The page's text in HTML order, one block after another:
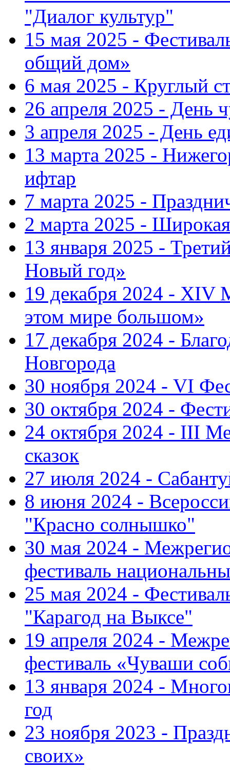
"Диалог культур"
15 мая 2025 -
общий дом»
6 мая 2025 - Круглый
26 апреля 2025 - День
3 апреля 2025 - День
13 марта 2025 -
ифтар
7 марта 2025 -
2 марта 2025 -
13 января 2025 -
Новый год»
19 декабря 2024 - XIV
этом мире большом»
17 декабря 2024 -
Новгорода
30 ноября 2024 - VI
30 октября 2024 -
24 октября 2024 - III
сказок
27 июля 2024 -
8 июня 2024 -
"Красно солнышко"
30 мая 2024 -
фестиваль
25 мая 2024 -
"Карагод на Выксе"
19 апреля 2024 -
фестиваль «Чуваши
13 января 2024 -
год
23 ноября 2023 -
своих»